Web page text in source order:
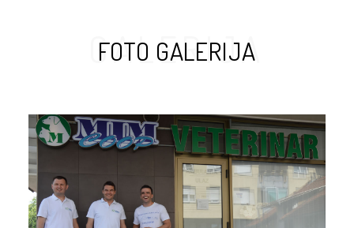
GALERIJA
FOTO GALERIJA